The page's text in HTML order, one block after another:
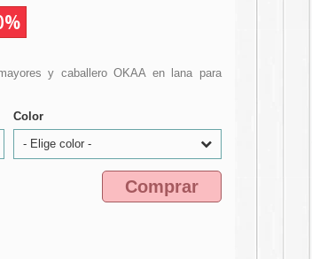
y caballero OKAA en lana para
Color
- Elige color -
Comprar